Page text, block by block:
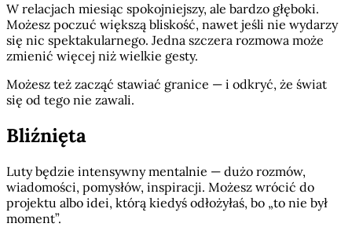
W relacjach miesiąc spokojniejszy, ale bardzo głęboki.
Możesz poczuć większą bliskość, nawet jeśli nie wydarzy
się nic spektakularnego. Jedna szczera rozmowa może
zmienić więcej niż wielkie gesty.
Możesz też zacząć stawiać granice — i odkryć, że świat
się od tego nie zawali.
Bliźnięta
Luty będzie intensywny mentalnie — dużo rozmów,
wiadomości, pomysłów, inspiracji. Możesz wrócić do
projektu albo idei, którą kiedyś odłożyłaś, bo „to nie był
moment”.